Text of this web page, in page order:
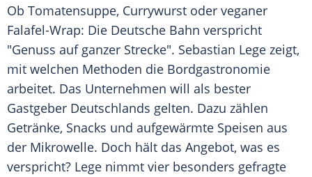
Ob Tomatensuppe, Currywurst oder veganer
Falafel-Wrap: Die Deutsche Bahn verspricht
"Genuss auf ganzer Strecke". Sebastian Lege zeigt,
mit welchen Methoden die Bordgastronomie
arbeitet. Das Unternehmen will als bester
Gastgeber Deutschlands gelten. Dazu zählen
Getränke, Snacks und aufgewärmte Speisen aus
der Mikrowelle. Doch hält das Angebot, was es
verspricht? Lege nimmt vier besonders gefragte